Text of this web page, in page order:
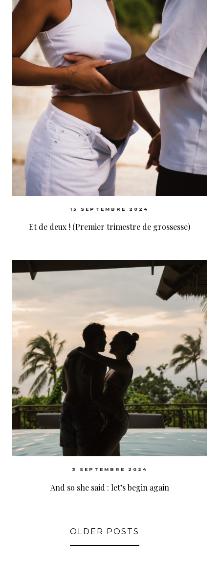
15 SEPTEMBRE 2024
Et de deux ! (Premier trimestre de grossesse)
3 SEPTEMBRE 2024
And so she said : let’s begin again
OLDER POSTS